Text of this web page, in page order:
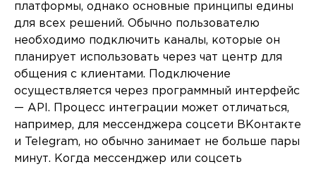
платформы, однако основные принципы едины
для всех решений. Обычно пользователю
необходимо подключить каналы, которые он
планирует использовать через чат центр для
общения с клиентами. Подключение
осуществляется через программный интерфейс
— API. Процесс интеграции может отличаться,
например, для мессенджера соцсети ВКонтакте
и Telegram, но обычно занимает не больше пары
минут. Когда мессенджер или соцсеть